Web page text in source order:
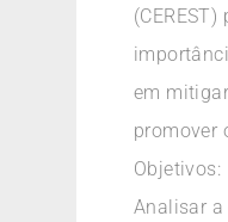
em
promover
Objetivos:
Analisar a